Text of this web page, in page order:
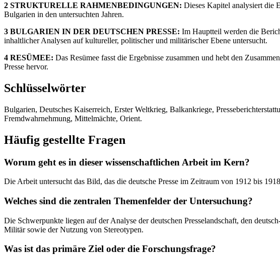
2 STRUKTURELLE RAHMENBEDINGUNGEN: Dieses Kapitel analysiert die
Bulgarien in den untersuchten Jahren.
3 BULGARIEN IN DER DEUTSCHEN PRESSE: Im Hauptteil werden die
inhaltlicher Analysen auf kultureller, politischer und militärischer Ebene untersucht.
4 RESÜMEE: Das Resümee fasst die Ergebnisse zusammen und hebt den
Presse hervor.
Schlüsselwörter
Bulgarien, Deutsches Kaiserreich, Erster Weltkrieg, Balkankriege,
Fremdwahrnehmung, Mittelmächte, Orient.
Häufig gestellte Fragen
Worum geht es in dieser wissenschaftlichen Arbeit im Kern?
Die Arbeit untersucht das Bild, das die deutsche Presse im Zeitraum von 1912 bis
Welches sind die zentralen Themenfelder der Untersuchung?
Die Schwerpunkte liegen auf der Analyse der deutschen Presselandschaft, den
Militär sowie der Nutzung von Stereotypen.
Was ist das primäre Ziel oder die Forschungsfrage?